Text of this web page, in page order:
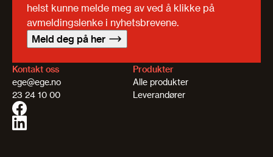
helst kunne melde meg av ved å klikke på
avmeldingslenke i nyhetsbrevene.
Meld deg på her
Kontakt oss
ege@ege.no
23 24 10 00
Produkter
Alle produkter
Leverandører